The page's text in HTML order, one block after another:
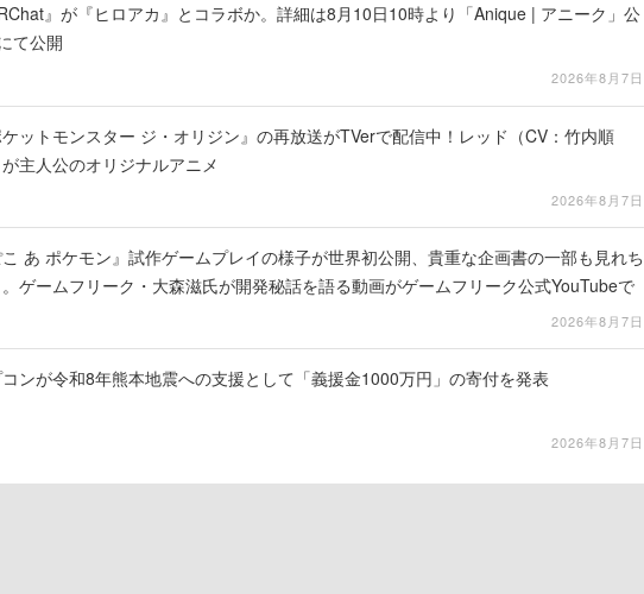
』が『ヒロアカ』とコラボか。詳細は8月10日10時より「Anique | アニーク」公
て公開
2026年8月7日
ケットモンスター ジ・オリジン』の再放送がTVerで配信中！レッド（CV：竹内順
主人公のオリジナルアニメ
2026年8月7日
こ あ ポケモン』試作ゲームプレイの様子が世界初公開、貴重な企画書の一部も見れち
。ゲームフリーク・大森滋氏が開発秘話を語る動画がゲームフリーク公式YouTubeで
2026年8月7日
ンが令和8年熊本地震への支援として「義援金1000万円」の寄付を発表
2026年8月7日